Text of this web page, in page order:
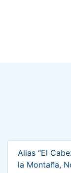
Alias “El
la Montaña,